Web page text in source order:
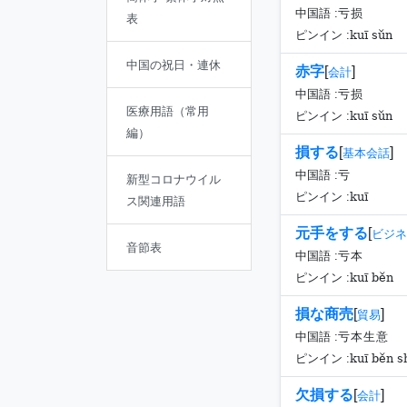
表
中国の祝日・連休
医療用語（常用
編）
新型コロナウイル
ス関連用語
音節表
中国語 :亏损
ピンイン :kuī sǔn
赤字[会計]
中国語 :亏损
ピンイン :kuī sǔn
損する[基本会話]
中国語 :亏
ピンイン :kuī
元手をする[ビジ
中国語 :亏本
ピンイン :kuī běn
損な商売[貿易]
中国語 :亏本生意
ピンイン :kuī běn
欠損する[会計]